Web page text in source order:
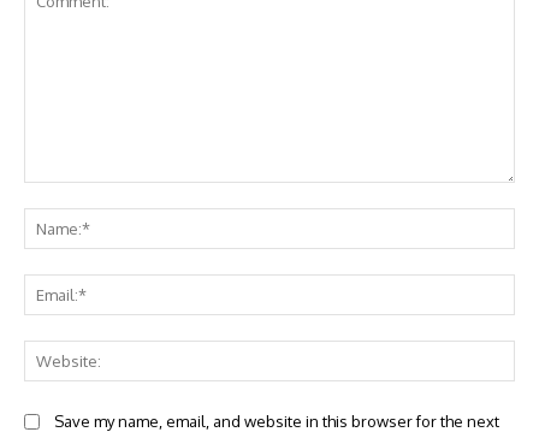
Save my name, email, and website in this browser for the next